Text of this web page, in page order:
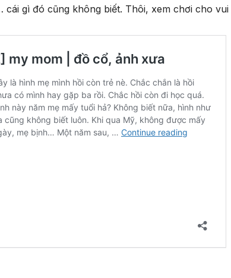
gì đó cũng không biết. Thôi, xem chơi cho vui